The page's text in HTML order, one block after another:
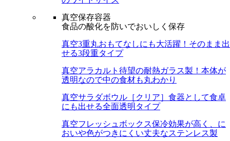
真空保存容器
食品の酸化を防いでおいしく保存
真空3重丸おもてなしにも大活躍！そのまま出
せる3段重タイプ
真空アラカルト 待望の耐熱ガラス製！本体が
透明なので中の食材も丸わかり
真空サラダボウル［クリア］ 食器として食卓
にも出せる全面透明タイプ
真空フレッシュボックス保冷効果が高く、に
おいや色がつきにくい丈夫なステンレス製